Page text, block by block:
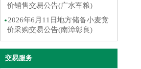
价销售交易公告(广水军粮)
2026年6月11日地方储备小麦竞
价采购交易公告(南漳彰良)
交易服务